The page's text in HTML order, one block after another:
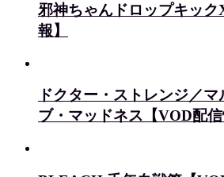
邪神ちゃんドロップキッ
報】
ドクター・ストレンジ／
ブ・マッドネス【VOD配信